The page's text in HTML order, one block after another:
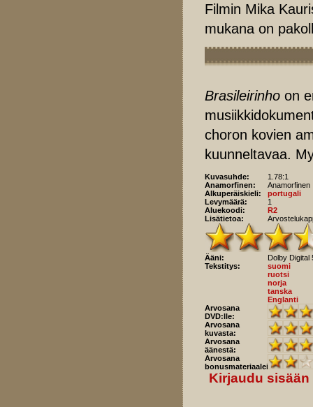
Filmin Mika
mukana on
Brasileirinho on
choron kovien
kuunneltavaa.
Kuvasuhde:
1.78:1
Anamorfinen:
Anamorfinen
Alkuperäiskieli:
portugali
Levymäärä:
1
Aluekoodi:
R2
Lisätietoa:
Ääni:
Dolby Digital
Tekstitys:
suomi
ruotsi
norja
tanska
Englanti
Arvosana
DVD:lle:
Arvosana
kuvasta:
Arvosana
äänestä:
Arvosana
bonusmateriaaleista:
Kirjaudu sisään